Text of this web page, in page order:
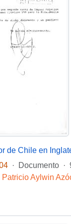
· Documento ·
Patricio Aylwin